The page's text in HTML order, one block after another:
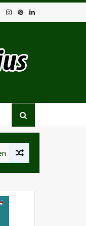
Ikuti PERMATA CAI